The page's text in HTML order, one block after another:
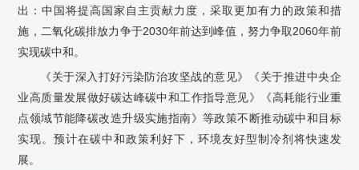
出：中国将提高国家自主贡献力度，采取更加有力的政策和措
施，二氧化碳排放力争于2030年前达到峰值，努力争取2060年前
实现碳中和。
《关于深入打好污染防治攻坚战的意见》《关于推进中央企
业高质量发展做好碳达峰碳中和工作指导意见》《高耗能行业重
点领域节能降碳改造升级实施指南》等政策不断推动碳中和目标
实现。预计在碳中和政策利好下，环境友好型制冷剂将快速发
展。